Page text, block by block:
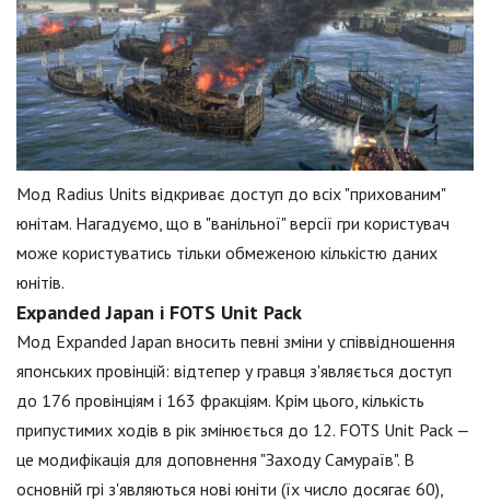
Мод Radius Units відкриває доступ до всіх "прихованим"
юнітам. Нагадуємо, що в "ванільної" версії гри користувач
може користуватись тільки обмеженою кількістю даних
юнітів.
Expanded Japan і FOTS Unit Pack
Мод Expanded Japan вносить певні зміни у співвідношення
японських провінцій: відтепер у гравця з'являється доступ
до 176 провінціям і 163 фракціям. Крім цього, кількість
припустимих ходів в рік змінюється до 12. FOTS Unit Pack —
це модифікація для доповнення "Заходу Самураїв". В
основній грі з'являються нові юніти (їх число досягає 60),